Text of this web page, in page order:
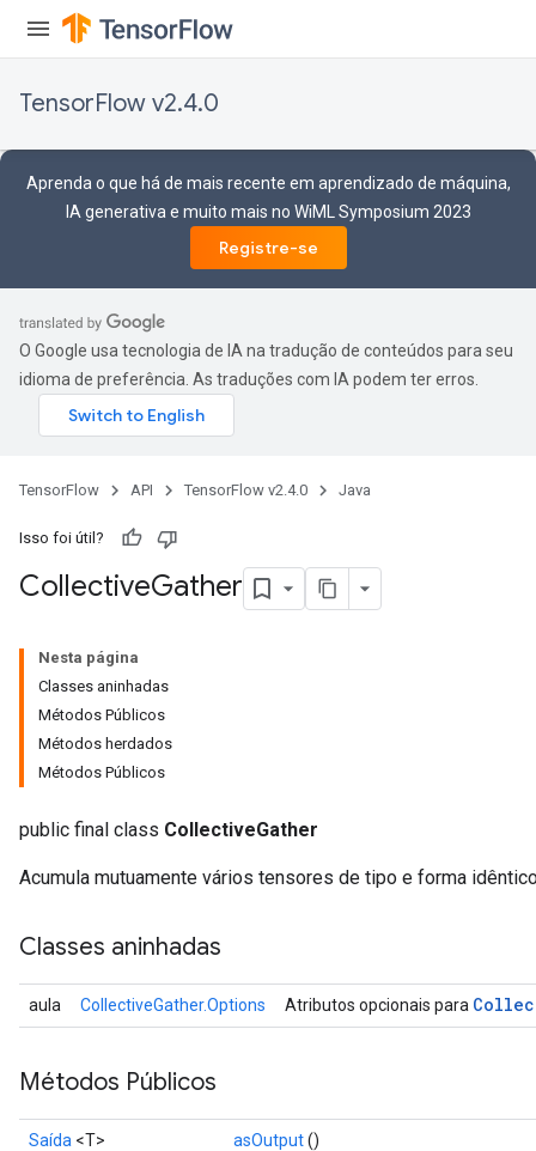
TensorFlow v2.4.0
Aprenda o que há de mais recente em aprendizado de máquina,
IA generativa e muito mais no WiML Symposium 2023
Registre-se
O Google usa tecnologia de IA na tradução de conteúdos para seu
idioma de preferência. As traduções com IA podem ter erros.
TensorFlow API TensorFlow v2.4.0 Java
Isso foi útil?
CollectiveGather
Nesta página
Classes aninhadas
Métodos Públicos
Métodos herdados
Métodos Públicos
public final class CollectiveGather
Acumula mutuamente vários tensores de tipo e forma
Classes aninhadas
aula CollectiveGather.Options Atributos opcionais para
Métodos Públicos
Saída <T> asOutput()